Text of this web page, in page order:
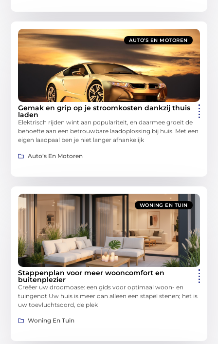
AUTO’S EN MOTOREN
Gemak en grip op je stroomkosten dankzij thuis
laden
Elektrisch rijden wint aan populariteit, en daarmee groeit de
behoefte aan een betrouwbare laadoplossing bij huis. Met een
eigen laadpaal ben je niet langer afhankelijk
Auto’s En Motoren
WONING EN TUIN
Stappenplan voor meer wooncomfort en
buitenplezier
Creëer uw droomoase: een gids voor optimaal woon- en
tuingenot Uw huis is meer dan alleen een stapel stenen; het is
uw toevluchtsoord, de plek
Woning En Tuin